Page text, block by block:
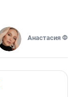
Анастасия